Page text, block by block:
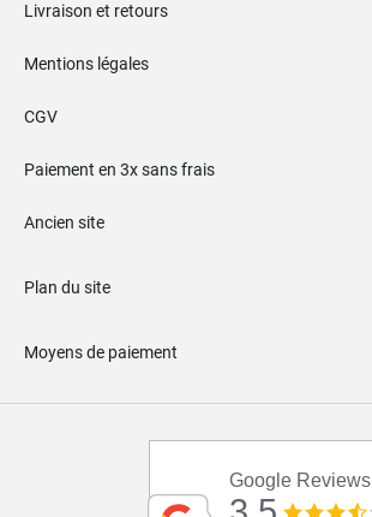
Livraison et retours
Mentions légales
CGV
Paiement en 3x sans frais
Ancien site
Plan du site
Moyens de paiement
Google Reviews